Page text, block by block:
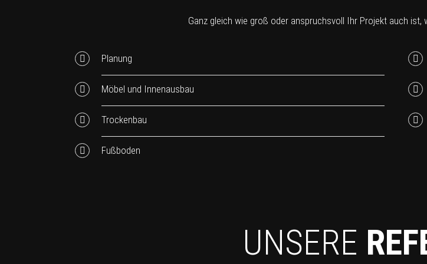
Ganz gleich wie groß oder anspruchsvoll Ihr Projekt auch
Planung
Möbel und Innenausbau
Trockenbau
Fußboden
UNSERE